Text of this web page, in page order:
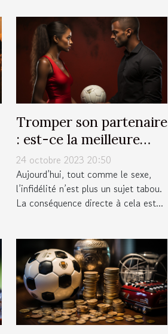
Tromper son partenaire
: est-ce la meilleure
solution ?
24 octobre 2023 20:50
Aujourd’hui, tout comme le sexe,
l’infidélité n’est plus un sujet tabou.
La conséquence directe à cela est...